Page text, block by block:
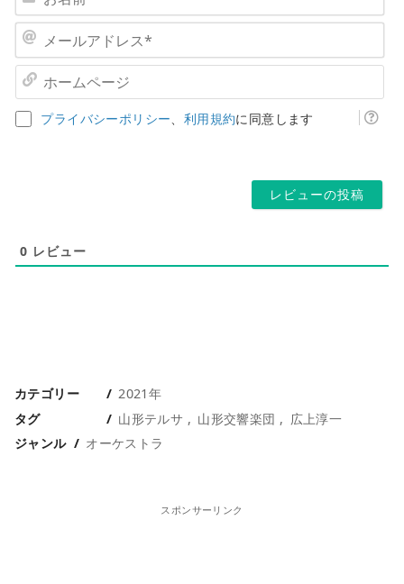
名
ア
ー
プライバシーポリシー、 利用規約に同意します
0 レビュー
カテゴリー
2021年
タグ
山形テルサ 山形交響楽団
広上淳一
ジャンル
オーケストラ
スポンサーリンク